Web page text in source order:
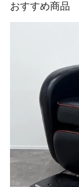
おすすめ商品